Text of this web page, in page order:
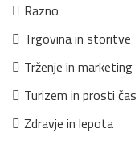
Razno
Trgovina in storitve
Trženje in marketing
Turizem in prosti čas
Zdravje in lepota